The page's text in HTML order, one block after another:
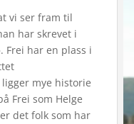
vi ser fram til
har skrevet i
Frei har en plass i
mye historie
Frei som Helge
det folk som har